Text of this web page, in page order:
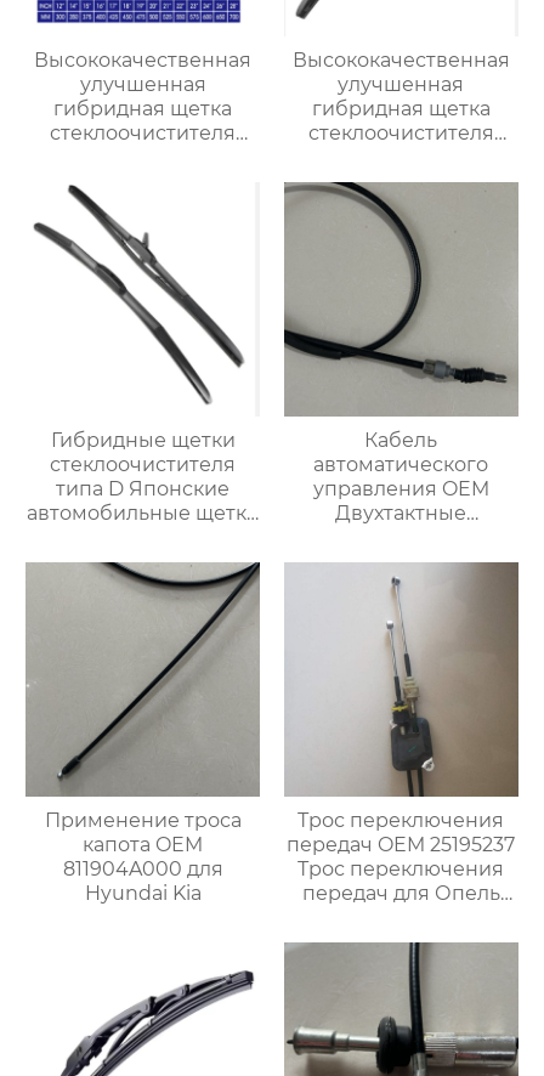
Высококачественная
улучшенная
гибридная щетка
стеклоочистителя
стеклоочиститель
лобового стекла
Высококачественная
улучшенная
гибридная щетка
стеклоочистителя
стеклоочиститель
лобового стекла
Гибридные щетки
стеклоочистителя
типа D Японские
автомобильные щетки
OEM-
стеклоочистители
лобового стекла
Кабель
автоматического
управления OEM
Двухтактные
609 721 E для VW
Применение троса
капота OEM
811904A000 для
Hyundai Kia
Трос переключения
передач OEM 25195237
Трос переключения
передач для Опель